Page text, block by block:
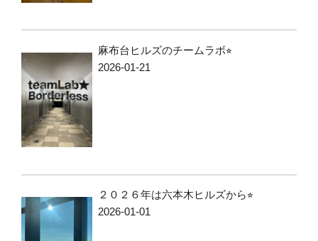
麻布台ヒルズのチームラボ⭐︎
2026-01-21
２０２６年は六本木ヒルズから⭐︎
2026-01-01